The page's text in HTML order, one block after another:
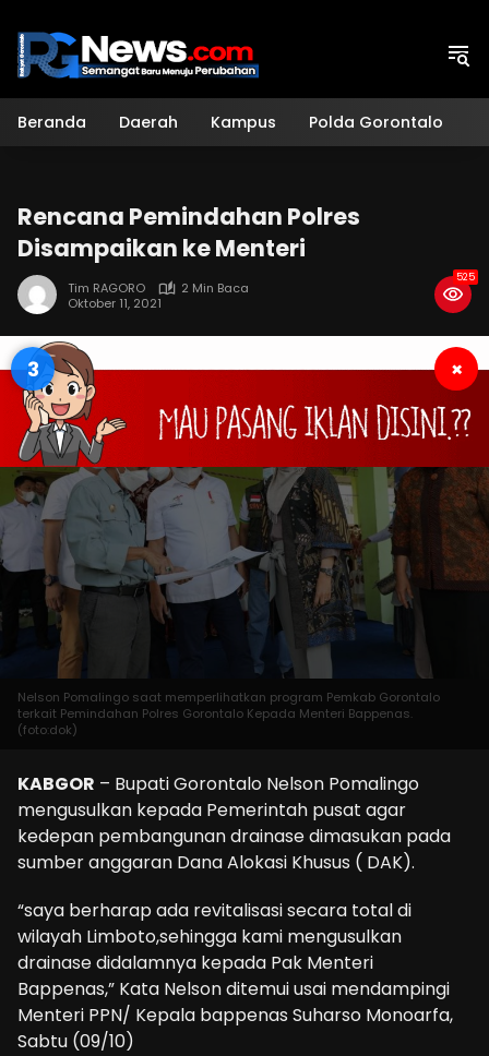
konten
Beranda Daerah Kampus Polda Gorontalo
Rencana Pemindahan Polres
Disampaikan ke Menteri
Tim RAGORO
2 Min Baca
Oktober 11, 2021
525
2 ×
Nelson Pomalingo saat memperlihatkan program Pemkab Gorontalo
terkait Pemindahan Polres Gorontalo Kepada Menteri Bappenas.
(foto:dok)
KABGOR – Bupati Gorontalo Nelson Pomalingo
mengusulkan kepada Pemerintah pusat agar
kedepan pembangunan drainase dimasukan pada
sumber anggaran Dana Alokasi Khusus ( DAK).
“saya berharap ada revitalisasi secara total di
wilayah Limboto,sehingga kami mengusulkan
drainase didalamnya kepada Pak Menteri
Bappenas,” Kata Nelson ditemui usai mendampingi
Menteri PPN/ Kepala bappenas Suharso Monoarfa,
Sabtu (09/10)